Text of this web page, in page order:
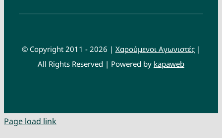
© Copyright 2011 - 2026 | Χαρούμενοι Αγωνιστές|
All Rights Reserved | Powered by kapaweb
Page load link